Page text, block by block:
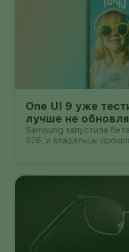
One UI 9 уже
лучше не
Samsung запустила
S26, и владельцы